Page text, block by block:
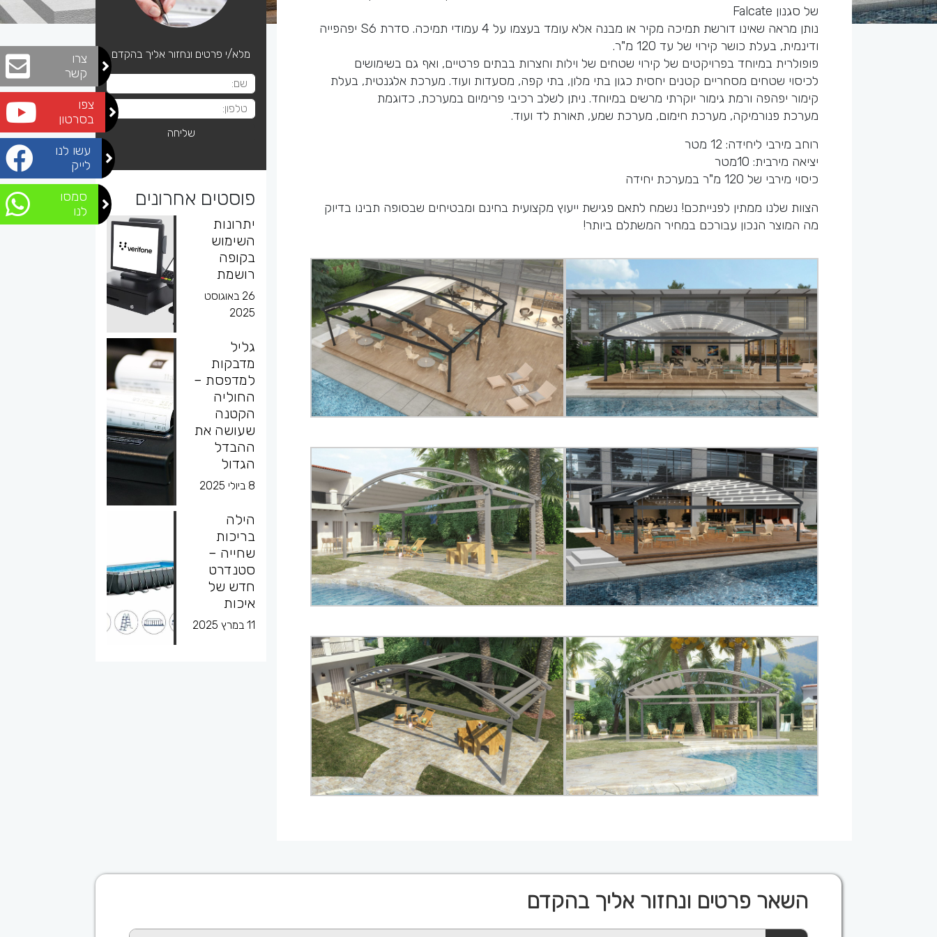
צרו
קשר
צפו
בסרטון
עשו לנו
לייק
סמסו
לנו
של סגנון Falcate
נותן מראה שאינו דורשת תמיכה מקיר או מבנה אלא עומד בעצמו על 4 עמודי תמיכה. סדרת S6 יפהפייה
ודינמית, בעלת כושר קירוי של עד 120 מ"ר.
פופולרית במיוחד בפרויקטים של קירוי שטחים של וילות וחצרות בבתים פרטיים, ואף גם בשימושים
לכיסוי שטחים מסחריים קטנים יחסית כגון בתי מלון, בתי קפה, מסעדות ועוד. מערכת אלגנטית, בעלת
קימור יפהפה ורמת גימור יוקרתי מרשים במיוחד. ניתן לשלב רכיבי פרימיום במערכת, כדוגמת
מערכת פנורמיקה, מערכת חימום, מערכת שמע, תאורת לד ועוד.
רוחב מירבי ליחידה: 12 מטר
יציאה מירבית: 10מטר
כיסוי מירבי של 120 מ"ר במערכת יחידה
הצוות שלנו ממתין לפנייתכם! נשמח לתאם פגישת ייעוץ מקצועית בחינם ומבטיחים שבסופה תבינו בדיוק
מה המוצר הנכון עבורכם במחיר המשתלם ביותר!
מלא/י פרטים ונחזור אליך בהקדם
פוסטים אחרונים
יתרונות
השימוש
בקופה
רושמת
26 באוגוסט
2025
גליל
מדבקות
למדפסת –
החוליה
הקטנה
שעושה את
ההבדל
הגדול
8 ביולי 2025
הילה
בריכות
שחייה –
סטנדרט
חדש של
איכות
11 במרץ 2025
השאר פרטים ונחזור אליך בהקדם